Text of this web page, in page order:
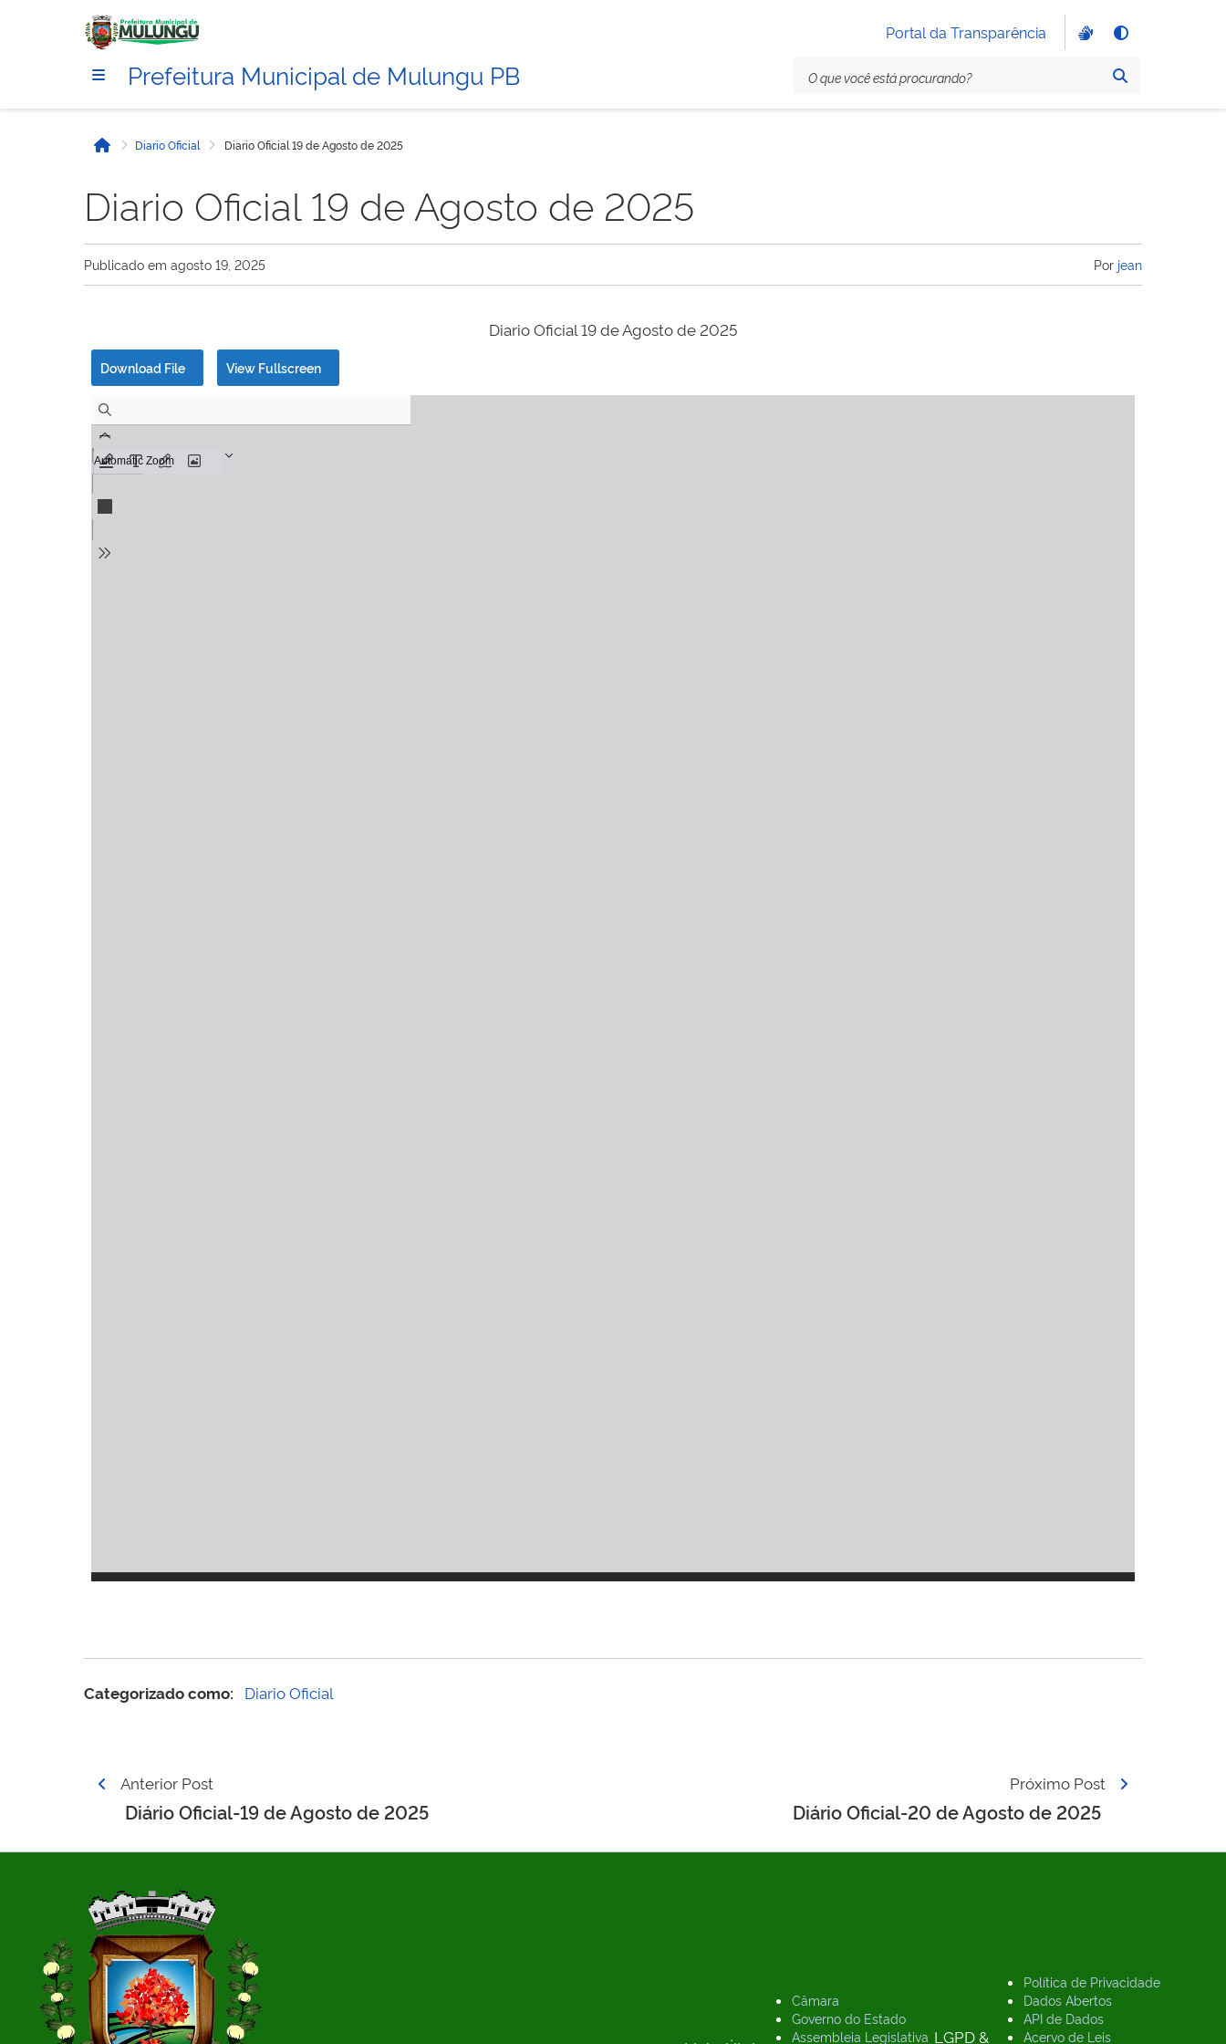
Portal da Transparência
Prefeitura Municipal de Mulungu PB
InícioDiario Oficial Diario Oficial 19 de Agosto de 2025
Diario Oficial 19 de Agosto de 2025
Publicado em agosto 19, 2025 Por jean
Diario Oficial 19 de Agosto de 2025
Download File View Fullscreen
Categorizado como: Diario Oficial
Navegação
Post
Anterior Post
Diário Oficial-19 de Agosto de 2025
Próximo Post
Diário Oficial-20 de Agosto de 2025
Câmara
Governo do Estado
Assembleia Legislativa LGPD &
Política de Privacidade
Dados Abertos
API de Dados
Acervo de Leis